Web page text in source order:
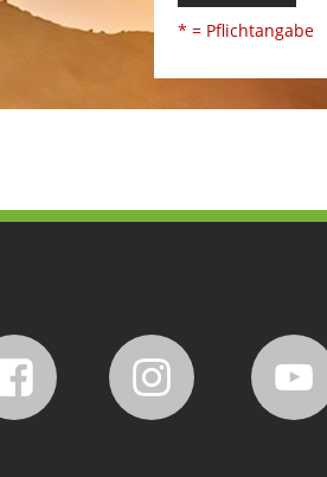
* = Pflichtangabe